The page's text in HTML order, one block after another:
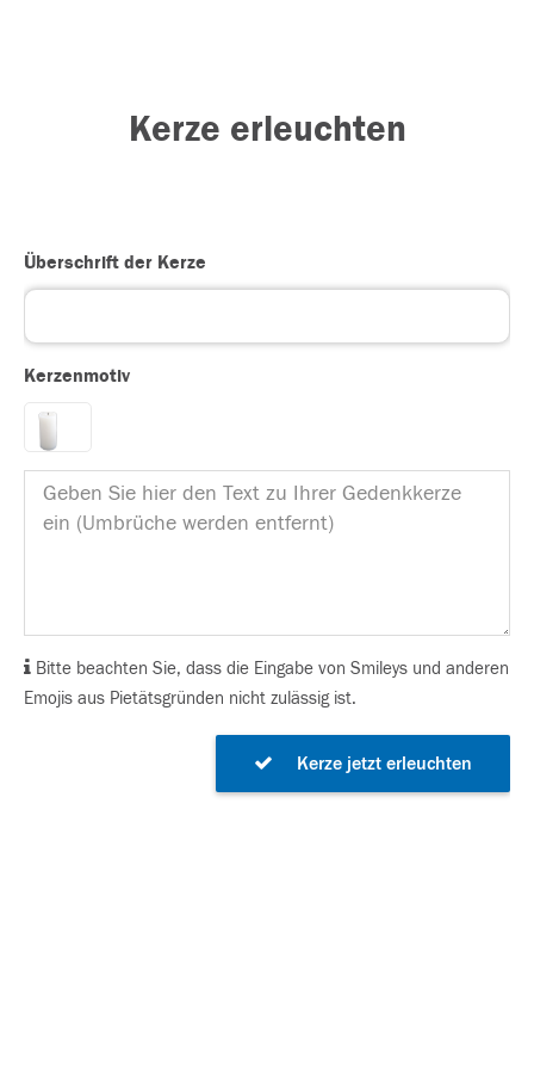
Kerze erleuchten
Überschrift der Kerze
Kerzenmotiv
Bitte beachten Sie, dass die Eingabe von Smileys und anderen
Emojis aus Pietätsgründen nicht zulässig ist.
Kerze jetzt erleuchten